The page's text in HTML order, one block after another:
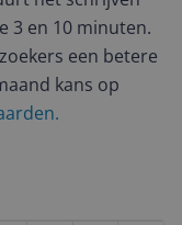
3 en 10 minuten.
een betere
kans op